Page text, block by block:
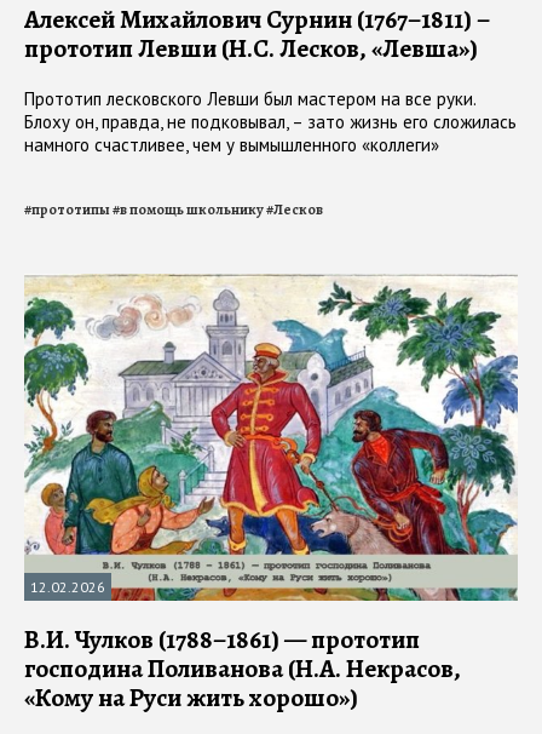
Алексей Михайлович Сурнин (1767–1811) –
прототип Левши (Н.С. Лесков, «Левша»)
Прототип лесковского Левши был мастером на все руки.
Блоху он, правда, не подковывал, – зато жизнь его сложилась
намного счастливее, чем у вымышленного «коллеги»
#прототипы#в помощь школьнику#Лесков
12.02.2026
В.И. Чулков (1788–1861) — прототип
господина Поливанова (Н.А. Некрасов,
«Кому на Руси жить хорошо»)